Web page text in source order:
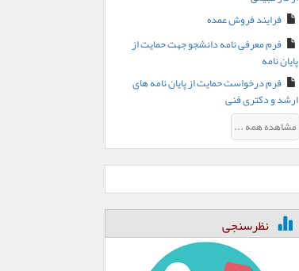
فرایند فروش عمده
فرم معرفی نامه دانشجو جهت حمایت از
پایان نامه
فرم درخواست حمایت از پایان نامه های
ارشد و دکتری فنی
مشاهده همه ...
نظرسنجی